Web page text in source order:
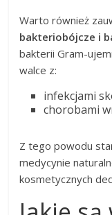
Warto również
bakteriobójcze i
bakterii Gram-
walce z:
infekcjami
chorobami
Z tego powodu
medycynie
kosmetycznych